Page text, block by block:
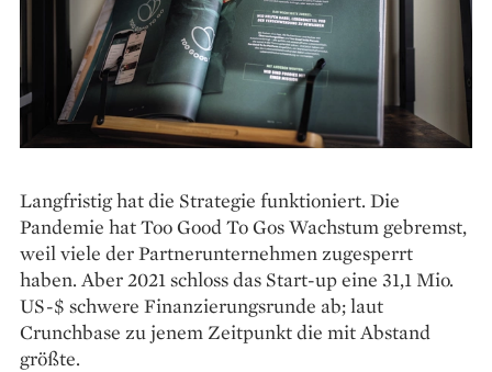
Langfristig hat die Strategie funktioniert. Die
Pandemie hat Too Good To Gos Wachstum gebremst,
weil viele der Partnerunternehmen zugesperrt
haben. Aber 2021 schloss das Start-up eine 31,1 Mio.
US-$ schwere Finanzierungsrunde ab; laut
Crunchbase zu jenem Zeitpunkt die mit Abstand
größte.